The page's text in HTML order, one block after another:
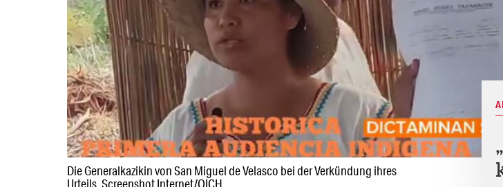
Die Generalkazikin von San Miguel de Velasco bei der Verkündung ihres
Urteils, Screenshot Internet/OICH